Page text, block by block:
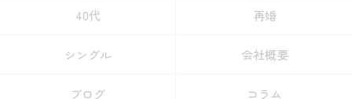
40代 再婚
シングル 会社概要
ブログ コラム